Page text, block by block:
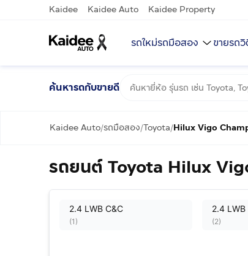
Kaidee Kaidee Auto Kaidee Property
รถใหม่รถมือสอง ขายรถวิ
ค้นหารถกับขายดี
Kaidee Auto/รถมือสอง/Toyota/Hilux Vigo
รถยนต์ Toyota Hilux
2.4 LWB C&C
(1 )
2.4
(2)